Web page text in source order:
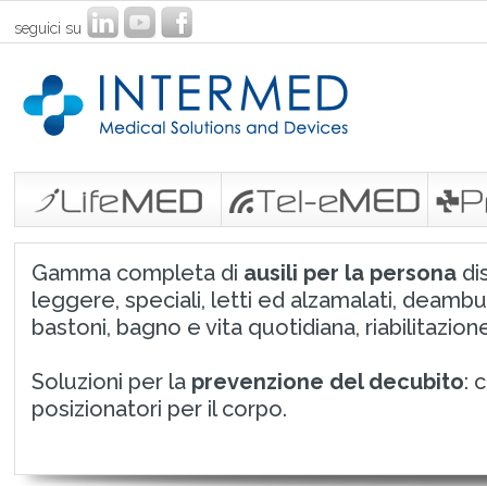
seguici su
Gamma completa di ausili per la persona
leggere, speciali, letti ed alzamalati,
bastoni, bagno e vita quotidiana,
Soluzioni per la prevenzione del decubito:
posizionatori per il corpo.